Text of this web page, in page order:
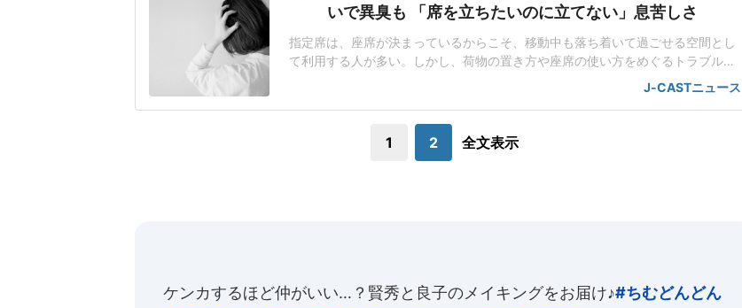
いで異臭も 「席を立ちたいのに立てない」息苦しさ
指定席は、座席が決まっているからこそ、移動中も落ち着いて過ごせる空間とし
て利用する人が多い。しかし、荷物の置き方や座席の使い方をめぐるトラブルに
悩まされるケースもある。日本民営鉄道協会が実施した「2025年度駅と電車内の
迷惑行為ランキング」(2025年10月1日~11月30日にウェブ上で実施、5202人が回
いたり、身体
J-CASTニュース
1 2 全文表示
ケンカするほど仲がいい…？賢秀と良子のメイキングをお届け♪#ちむどんどん